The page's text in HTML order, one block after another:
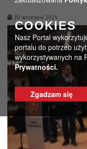
COOKIES
Nasz Portal
portalu do potrzeb
wykorzystywanych na
Prywatności.
Zgadzam się
30 września 2024